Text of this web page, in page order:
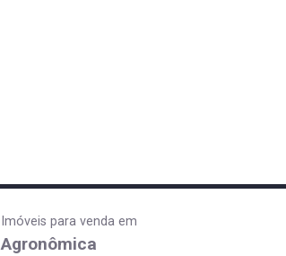
Imóveis para venda em
Agronômica